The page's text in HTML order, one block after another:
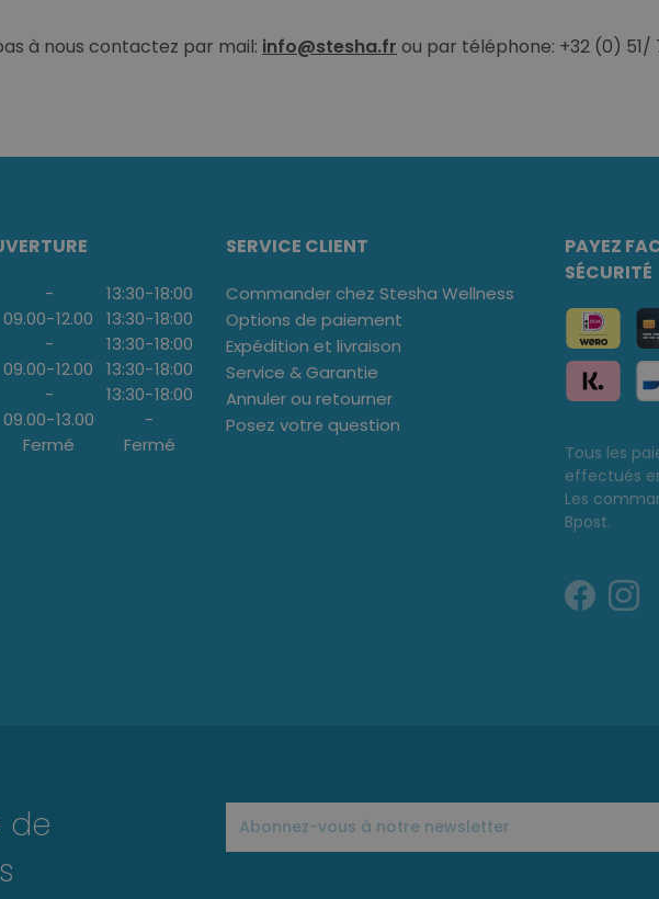
à nous contactez par mail: info@stesha.fr ou par téléphone: +32 (0) 51/
- 13:30-18:00
09.00-12.00 13:30-18:00
- 13:30-18:00
09.00-12.00 13:30-18:00
- 13:30-18:00
09.00-13.00
-
Fermé Fermé
SERVICE CLIENT
Commander chez Stesha Wellness
Options de paiement
Expédition et livraison
Service & Garantie
Annuler ou retourner
Posez votre question
PAYEZ
SÉCURITÉ
Tous les
effectués
Les
Bpost.
de